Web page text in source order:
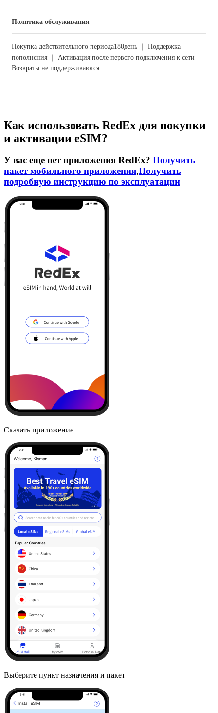
Политика обслуживания
Покупка действительного периода180день ｜ Поддержка
пополнения ｜ Активация после первого подключения к сети ｜
Возвраты не поддерживаются.
Как использовать RedEx для покупки
и активации eSIM?
У вас еще нет приложения RedEx? Получить
пакет мобильного приложения,Получить
подробную инструкцию по эксплуатации
Скачать приложение
Выберите пункт назначения и пакет